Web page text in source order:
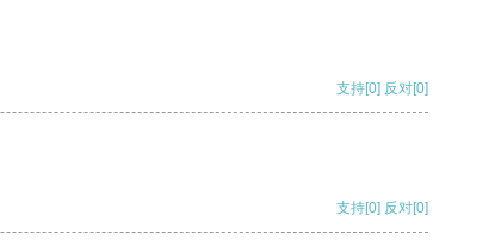
支持[0] 反对[0]
支持[0] 反对[0]